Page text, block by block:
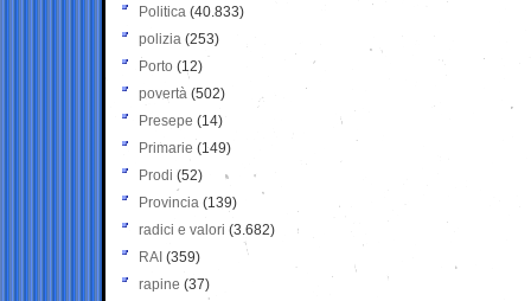
Politica (40.833)
polizia (253)
Porto (12)
povertà (502)
Presepe (14)
Primarie (149)
Prodi (52)
Provincia (139)
radici e valori (3.682)
RAI (359)
rapine (37)